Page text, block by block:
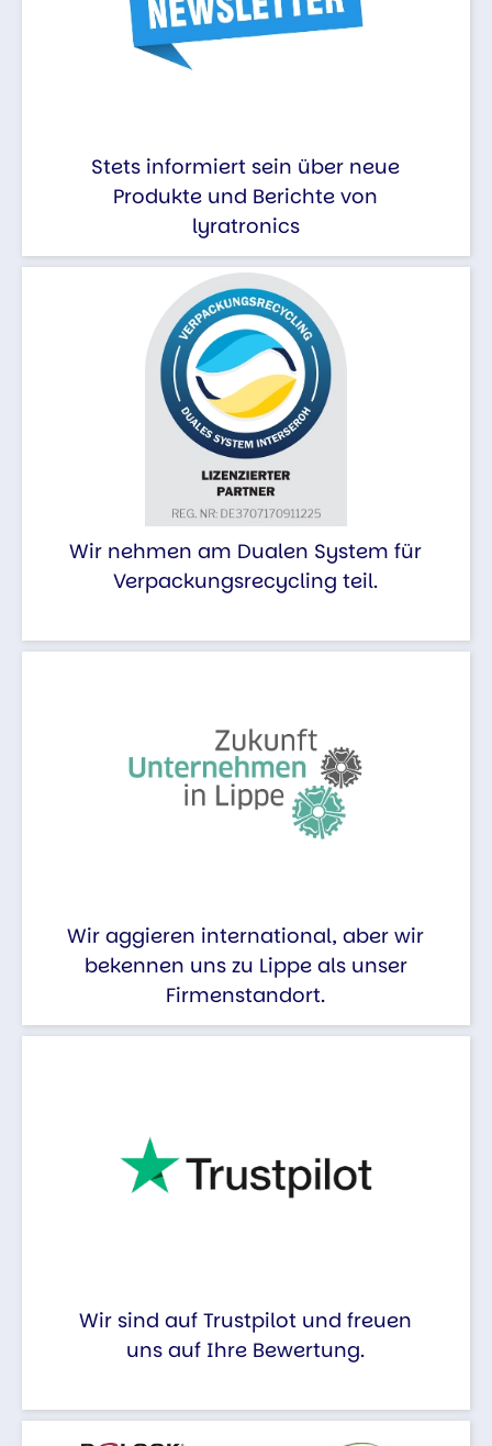
Stets informiert sein über neue
Produkte und Berichte von
lyratronics
Wir nehmen am Dualen System für
Verpackungsrecycling teil.
Wir aggieren international, aber wir
bekennen uns zu Lippe als unser
Firmenstandort.
Wir sind auf Trustpilot und freuen
uns auf Ihre Bewertung.